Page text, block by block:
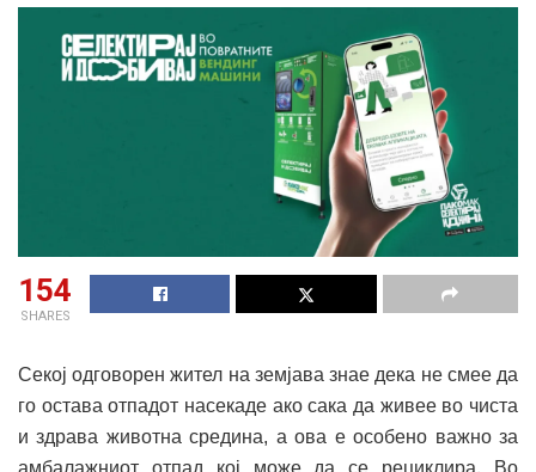
154
SHARES
Секој одговорен жител на земјава знае дека не смее да
го остава отпадот насекаде ако сака да живее во чиста
и здрава животна средина, а ова е особено важно за
амбалажниот отпад кој може да се рециклира. Во